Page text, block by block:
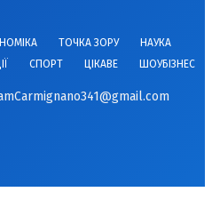
ТОЧКА ЗОРУ
НАУКА
СПОРТ ЦІКАВЕ ШОУБІЗНЕС